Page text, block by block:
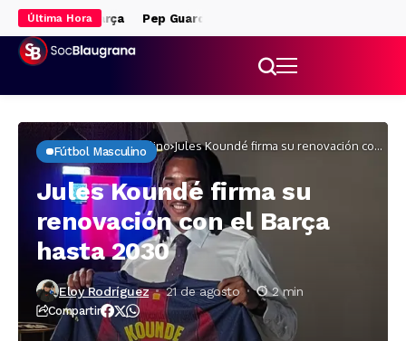
Última Hora
del Barça Pep Guardiola, clave para la llegada de Rodri
Inicio Fútbol masculino Jules Koundé firma su renovación con
el Barça hasta 2030
Fútbol Masculino
Jules Koundé firma su
renovación con el Barça
hasta 2030
Eloy Rodríguez 21 de agosto 2 min
Compartir